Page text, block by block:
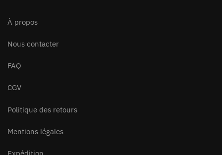
À propos
Nous contacter
FAQ
CGV
Politique des retours
Mentions légales